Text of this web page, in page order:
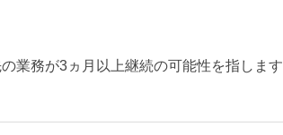
の業務が3ヵ月以上継続の可能性を指します